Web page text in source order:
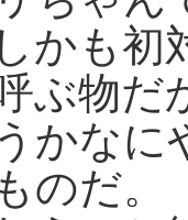
かも初
ぶ物だ
かなに
のだ。